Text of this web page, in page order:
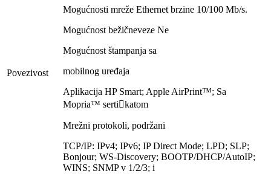
Povezivost
Mogućnosti mreže Ethernet brzine 10/100 Mb/s.
Mogućnost bežičneveze Ne
Mogućnost štampanja sa
mobilnog uređaja
Aplikacija HP Smart; Apple AirPrint™; Sa
Mopria™ sertikatom
Mrežni protokoli, podržani
TCP/IP: IPv4; IPv6; IP Direct Mode; LPD; SLP;
Bonjour; WS-Discovery; BOOTP/DHCP/AutoIP;
WINS; SNMP v 1/2/3; i